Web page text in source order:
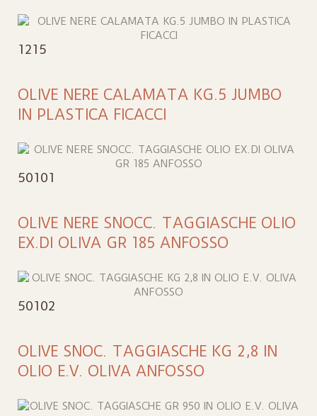
1215
OLIVE NERE CALAMATA KG.5 JUMBO
IN PLASTICA FICACCI
50101
OLIVE NERE SNOCC. TAGGIASCHE OLIO
EX.DI OLIVA GR 185 ANFOSSO
50102
OLIVE SNOC. TAGGIASCHE KG 2,8 IN
OLIO E.V. OLIVA ANFOSSO